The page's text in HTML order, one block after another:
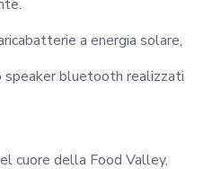
a energia solare,
speaker bluetooth realizzati
cuore della Food Valley,